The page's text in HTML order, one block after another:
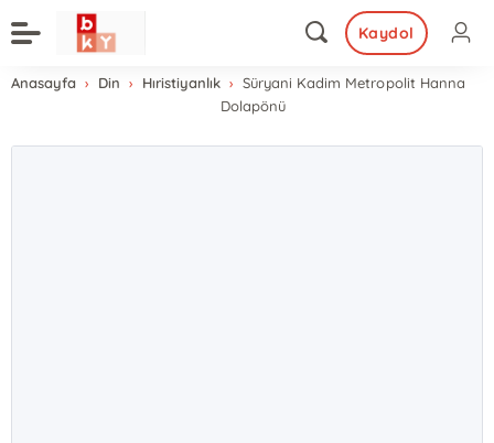
Kaydol
Anasayfa Din Hıristiyanlık
Süryani Kadim Metropolit Hanna
Dolapönü